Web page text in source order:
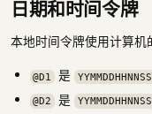
日期和时间令牌
本地时间令牌使用计算机
@D1 是
@D2 是 YYMMDDHHNNSS